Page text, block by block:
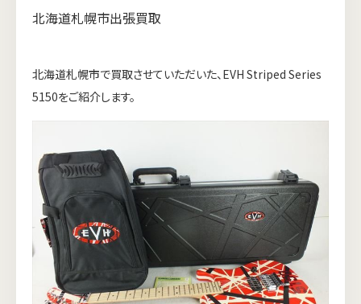
北海道札幌市出張買取
北海道札幌市で買取させていただいた、EVH Striped Series
5150をご紹介します。